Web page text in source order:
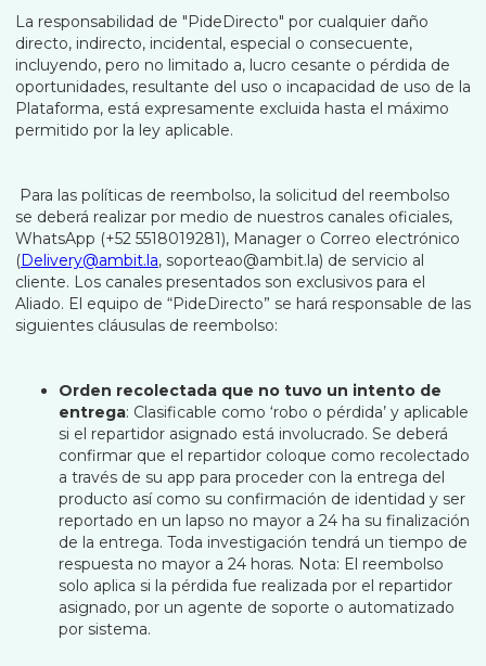
La responsabilidad de "PideDirecto" por cualquier daño
directo, indirecto, incidental, especial o consecuente,
incluyendo, pero no limitado a, lucro cesante o pérdida de
oportunidades, resultante del uso o incapacidad de uso de la
Plataforma, está expresamente excluida hasta el máximo
permitido por la ley aplicable.
Para las políticas de reembolso, la solicitud del reembolso
se deberá realizar por medio de nuestros canales oficiales,
WhatsApp (+52 5518019281), Manager o Correo electrónico
(Delivery@ambit.la, soporteao@ambit.la) de servicio al
cliente. Los canales presentados son exclusivos para el
Aliado. El equipo de “PideDirecto” se hará responsable de las
siguientes cláusulas de reembolso:
Orden recolectada que no tuvo un intento de
entrega: Clasificable como ‘robo o pérdida’ y aplicable
si el repartidor asignado está involucrado. Se deberá
confirmar que el repartidor coloque como recolectado
a través de su app para proceder con la entrega del
producto así como su confirmación de identidad y ser
reportado en un lapso no mayor a 24 ha su finalización
de la entrega. Toda investigación tendrá un tiempo de
respuesta no mayor a 24 horas. Nota: El reembolso
solo aplica si la pérdida fue realizada por el repartidor
asignado, por un agente de soporte o automatizado
por sistema.